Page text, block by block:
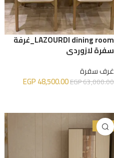
LAZOURDI dining room_غرفة
سفرة لازوردي
غرف سفرة
EGP63,000.00
EGP48,500.00
-23%